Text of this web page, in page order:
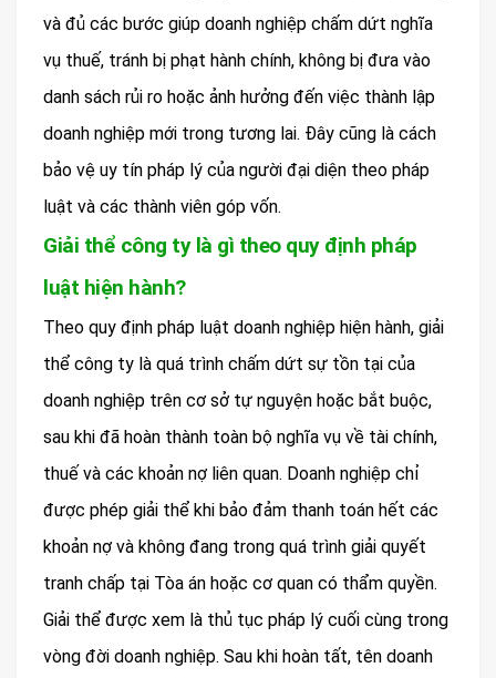
và đủ các bước giúp doanh nghiệp chấm dứt nghĩa
vụ thuế, tránh bị phạt hành chính, không bị đưa vào
danh sách rủi ro hoặc ảnh hưởng đến việc thành lập
doanh nghiệp mới trong tương lai. Đây cũng là cách
bảo vệ uy tín pháp lý của người đại diện theo pháp
luật và các thành viên góp vốn.
Giải thể công ty là gì theo quy định pháp
luật hiện hành?
Theo quy định pháp luật doanh nghiệp hiện hành, giải
thể công ty là quá trình chấm dứt sự tồn tại của
doanh nghiệp trên cơ sở tự nguyện hoặc bắt buộc,
sau khi đã hoàn thành toàn bộ nghĩa vụ về tài chính,
thuế và các khoản nợ liên quan. Doanh nghiệp chỉ
được phép giải thể khi bảo đảm thanh toán hết các
khoản nợ và không đang trong quá trình giải quyết
tranh chấp tại Tòa án hoặc cơ quan có thẩm quyền.
Giải thể được xem là thủ tục pháp lý cuối cùng trong
vòng đời doanh nghiệp. Sau khi hoàn tất, tên doanh